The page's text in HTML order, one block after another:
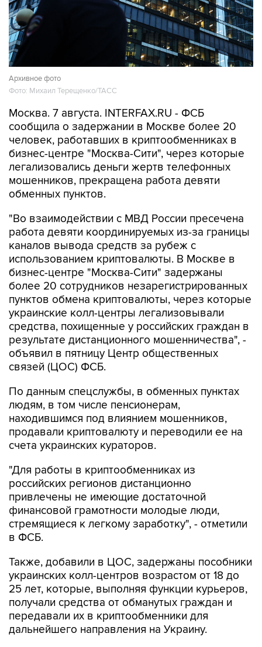
Архивное фото
Фото: Михаил Терещенко/ТАСС
Москва. 7 августа. INTERFAX.RU - ФСБ
сообщила о задержании в Москве более 20
человек, работавших в криптообменниках в
бизнес-центре "Москва-Сити", через которые
легализовались деньги жертв телефонных
мошенников, прекращена работа девяти
обменных пунктов.
"Во взаимодействии с МВД России пресечена
работа девяти координируемых из-за границы
каналов вывода средств за рубеж с
использованием криптовалюты. В Москве в
бизнес-центре "Москва-Сити" задержаны
более 20 сотрудников незарегистрированных
пунктов обмена криптовалюты, через которые
украинские колл-центры легализовывали
средства, похищенные у российских граждан в
результате дистанционного мошенничества", -
объявил в пятницу Центр общественных
связей (ЦОС) ФСБ.
По данным спецслужбы, в обменных пунктах
людям, в том числе пенсионерам,
находившимся под влиянием мошенников,
продавали криптовалюту и переводили ее на
счета украинских кураторов.
"Для работы в криптообменниках из
российских регионов дистанционно
привлечены не имеющие достаточной
финансовой грамотности молодые люди,
стремящиеся к легкому заработку", - отметили
в ФСБ.
Также, добавили в ЦОС, задержаны пособники
украинских колл-центров возрастом от 18 до
25 лет, которые, выполняя функции курьеров,
получали средства от обманутых граждан и
передавали их в криптообменники для
дальнейшего направления на Украину.